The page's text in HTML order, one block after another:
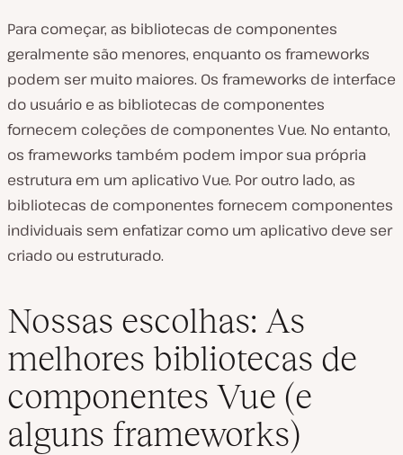
Para começar, as bibliotecas de componentes
geralmente são menores, enquanto os frameworks
podem ser muito maiores. Os frameworks de interface
do usuário e as bibliotecas de componentes
fornecem coleções de componentes Vue. No entanto,
os frameworks também podem impor sua própria
estrutura em um aplicativo Vue. Por outro lado, as
bibliotecas de componentes fornecem componentes
individuais sem enfatizar como um aplicativo deve ser
criado ou estruturado.
Nossas escolhas: As
melhores bibliotecas de
componentes Vue (e
alguns frameworks)